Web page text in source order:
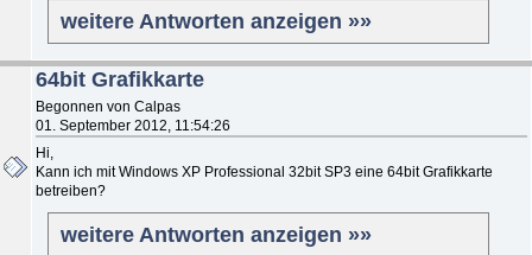
weitere Antworten anzeigen »»
64bit Grafikkarte
Begonnen von Calpas
01. September 2012, 11:54:26
Hi,
Kann ich mit Windows XP Professional 32bit SP3 eine 64bit Grafikkarte
betreiben?
weitere Antworten anzeigen »»